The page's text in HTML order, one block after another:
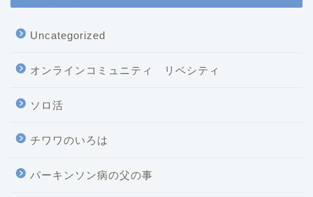
Uncategorized
オンラインコミュニティ リベシティ
ソロ活
チワワのいろは
パーキンソン病の父の事